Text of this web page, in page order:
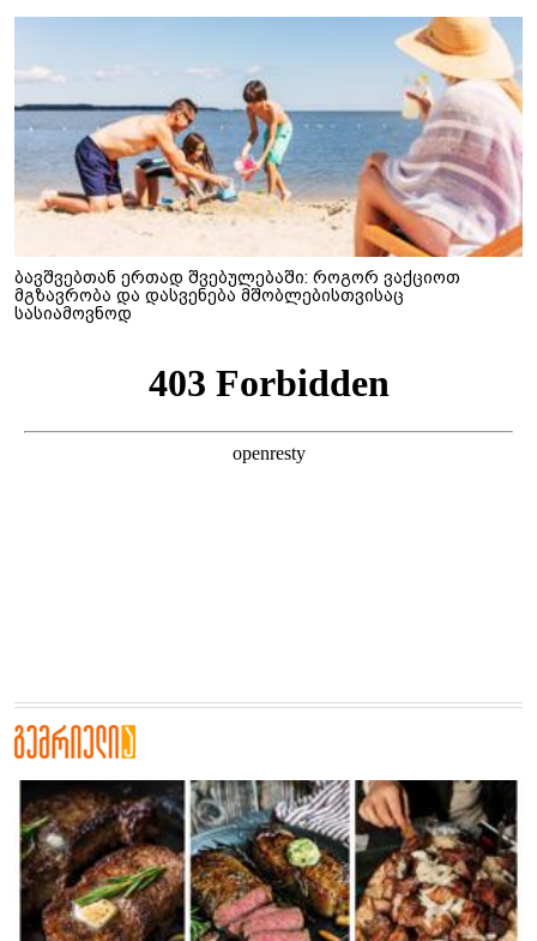
ბავშვებთან ერთად შვებულებაში: როგორ ვაქციოთ
მგზავრობა და დასვენება მშობლებისთვისაც
სასიამოვნოდ